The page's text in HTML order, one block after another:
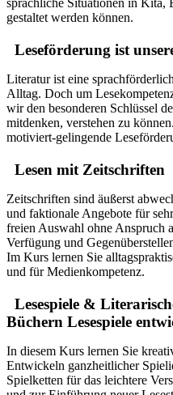
sprachliche Situationen in Kita,
gestaltet werden können.
Leseförderung ist
Literatur ist eine
Alltag. Doch um
wir den besonderen Schlüssel
mitdenken, verstehen zu
motiviert-gelingende
Lesen mit Zeitschriften
Zeitschriften sind äußerst
und faktionale Angebote für
freien Auswahl ohne Anspruch
Verfügung und
Im Kurs lernen Sie
und für Medienkompetenz.
Lesespiele &
Büchern Lesespiele
In diesem Kurs lernen Sie
Entwickeln ganzheitlicher
Spielketten für das leichtere